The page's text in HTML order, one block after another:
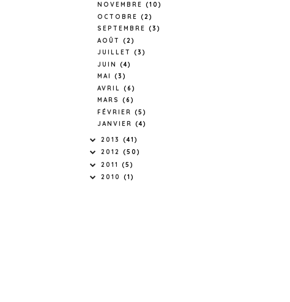
NOVEMBRE (10)
OCTOBRE (2)
SEPTEMBRE (3)
AOÛT (2)
JUILLET (3)
JUIN (4)
MAI (3)
AVRIL (6)
MARS (6)
FÉVRIER (5)
JANVIER (4)
2013 (41)
2012 (50)
2011 (5)
2010 (1)